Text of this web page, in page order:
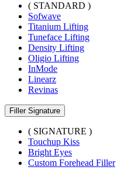
( STANDARD )
Sofwave
Titanium Lifting
Tuneface Lifting
Density Lifting
Oligio Lifting
InMode
Linearz
Revinas
Filler Signature
( SIGNATURE )
Touchup Kiss
Bright Eyes
Custom Forehead Filler